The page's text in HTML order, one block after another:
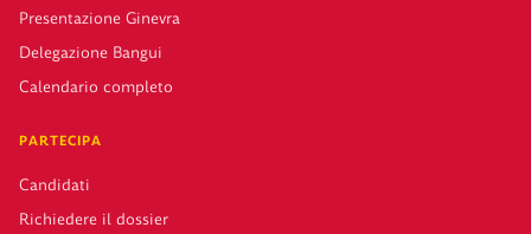
Presentazione Ginevra
Delegazione Bangui
Calendario completo
PARTECIPA
Candidati
Richiedere il dossier